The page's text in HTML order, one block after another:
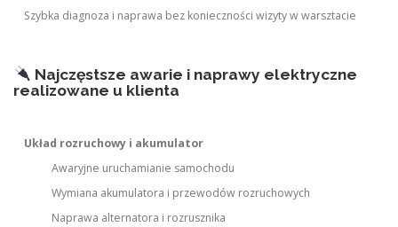
Szybka diagnoza i naprawa bez konieczności wizyty w warsztacie
Najczęstsze awarie i naprawy elektryczne
realizowane u klienta
Układ rozruchowy i akumulator
Awaryjne uruchamianie samochodu
Wymiana akumulatora i przewodów rozruchowych
Naprawa alternatora i rozrusznika